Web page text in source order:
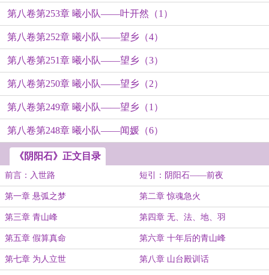
第八卷第253章 曦小队——叶开然（1）
第八卷第252章 曦小队——望乡（4）
第八卷第251章 曦小队——望乡（3）
第八卷第250章 曦小队——望乡（2）
第八卷第249章 曦小队——望乡（1）
第八卷第248章 曦小队——闻媛（6）
《阴阳石》正文目录
前言：入世路 短引：阴阳石——前夜
第一章 悬弧之梦 第二章 惊魂急火
第三章 青山峰 第四章 无、法、地、羽
第五章 假算真命 第六章 十年后的青山峰
第七章 为人立世 第八章 山台殿训话